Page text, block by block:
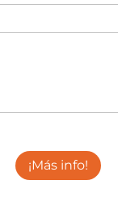
¡Más info!